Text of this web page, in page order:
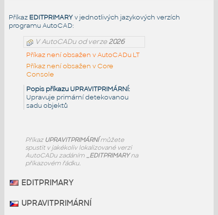
Příkaz EDITPRIMARYv jednotlivých jazykových verzích
programu AutoCAD:
V AutoCADu od verze2026
Příkaz není obsažen v AutoCADu LT
Příkaz není obsažen v Core
Console
Popis příkazu UPRAVITPRIMÁRNÍ:
Upravuje primární detekovanou
sadu objektů
PříkazUPRAVITPRIMÁRNÍmůžete
spustit v jakékoliv lokalizované verzi
AutoCADu zadáním _EDITPRIMARYna
příkazovém řádku.
EDITPRIMARY
UPRAVITPRIMÁRNÍ